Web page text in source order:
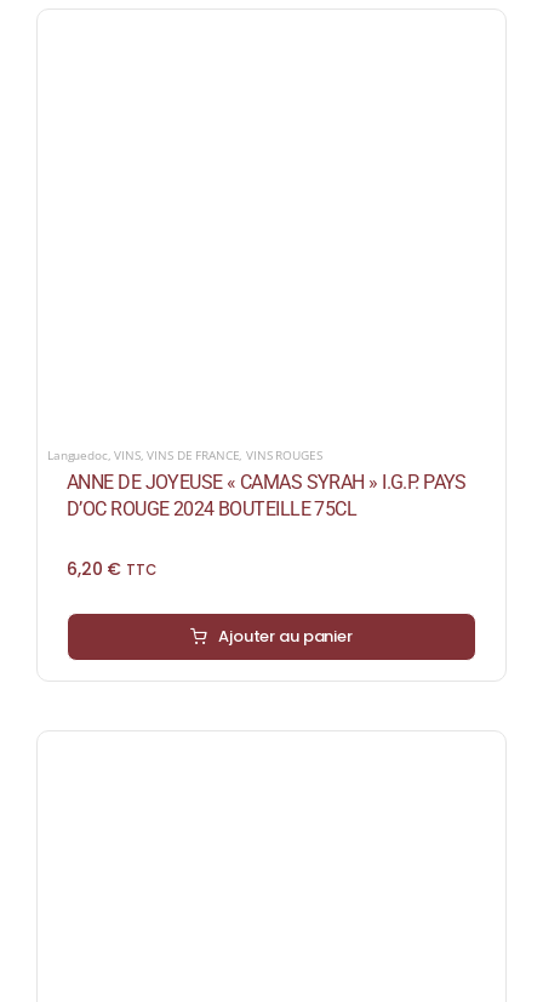
Languedoc ,VINS,VINS DE FRANCE ,VINS ROUGES
ANNE DE JOYEUSE « CAMAS SYRAH » I.G.P. PAYS
D’OC ROUGE 2024 BOUTEILLE 75CL
6,20 € TTC
Ajouter au panier